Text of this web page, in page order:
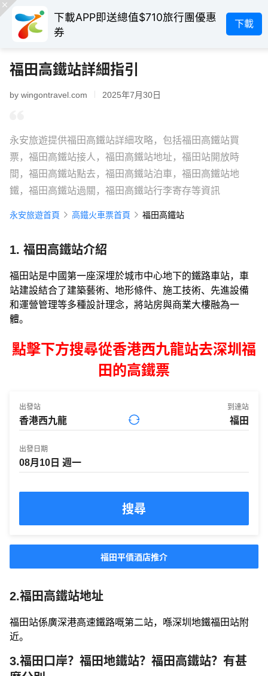
下載APP即送總值$710旅行團優惠
券
下載
福田高鐵站詳細指引
by wingontravel.com 2025年7月30日
永安旅遊提供福田高鐵站詳細攻略，包括福田高鐵站買
票，福田高鐵站接人，福田高鐵站地址，福田站開放時
間，福田高鐵站點去，福田高鐵站泊車，福田高鐵站地
鐵，福田高鐵站過關，福田高鐵站行李寄存等資訊
永安旅遊首頁 高鐵火車票首頁 福田高鐵站
1. 福田高鐵站介紹
福田站是中國第一座深埋於城市中心地下的鐵路車站，車
站建設結合了建築藝術、地形條件、施工技術、先進設備
和運營管理等多種設計理念，將站房與商業大樓融為一
體。
點擊下方搜尋從香港西九龍站去深圳福
田的高鐵票
出發站 到達站
出發日期
搜尋
福田平價酒店推介
2.福田高鐵站地址
福田站係廣深港高速鐵路嘅第二站，喺深圳地鐵福田站附
近。
3.福田口岸？福田地鐵站？福田高鐵站？有甚